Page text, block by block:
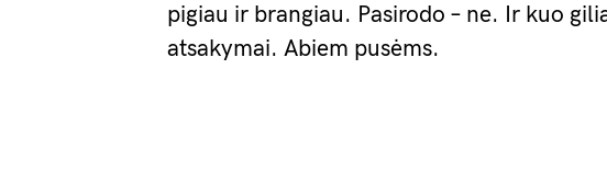
pigiau ir brangiau. Pasirodo – ne. Ir kuo
atsakymai. Abiem pusėms.